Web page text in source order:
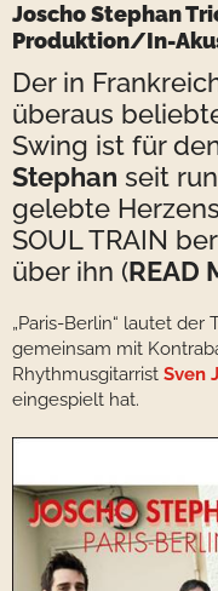
Joscho Stephan
Produktion/In-
Der in
überaus
Swing ist für
Stephan seit
gelebte
SOUL TRAIN
über ihn (READ
„Paris-Berlin“ lautet der
gemeinsam mit
Rhythmusgitarrist Sven
eingespielt hat.